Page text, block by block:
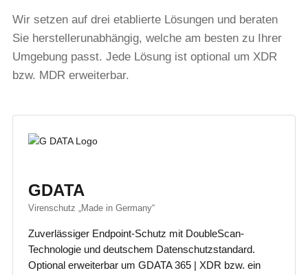
Wir setzen auf drei etablierte Lösungen und beraten
Sie herstellerunabhängig, welche am besten zu Ihrer
Umgebung passt. Jede Lösung ist optional um XDR
bzw. MDR erweiterbar.
GDATA
Virenschutz „Made in Germany“
Zuverlässiger Endpoint-Schutz mit DoubleScan-
Technologie und deutschem Datenschutzstandard.
Optional erweiterbar um GDATA 365 | XDR bzw. ein